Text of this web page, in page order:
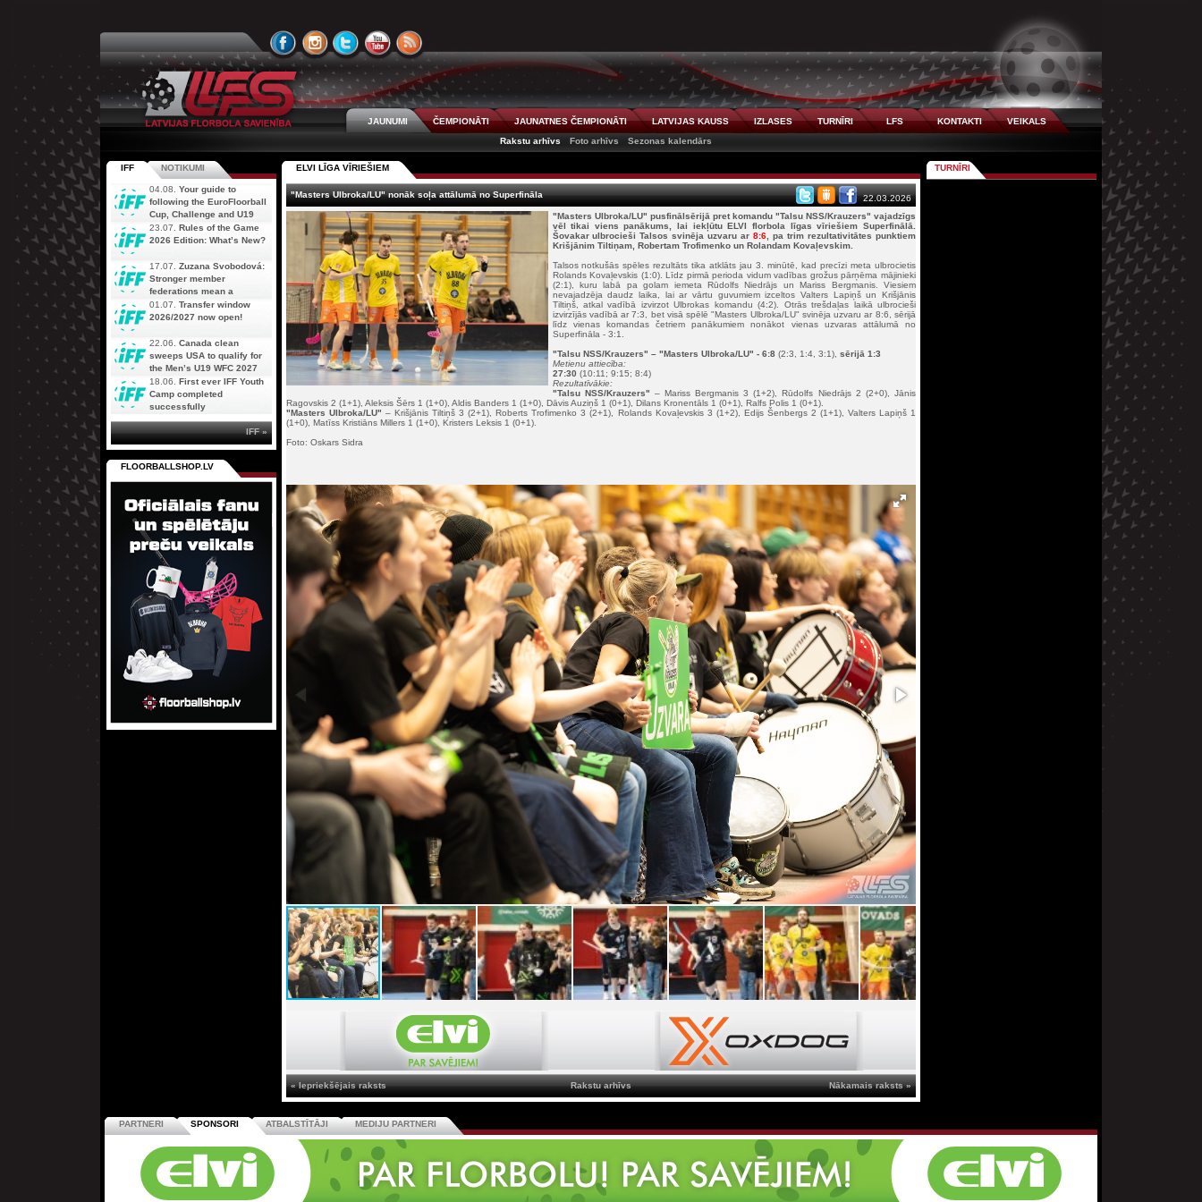
JAUNUMI ČEMPIONĀTI JAUNATNES ČEMPIONĀTI LATVIJAS KAUSS IZLASES TURNĪRI LFS KONTAKTI
VEIKALS
Rakstu arhīvs
Foto arhīvs Sezonas kalendārs
ELVI LĪGA VĪRIEŠIEM
"Masters Ulbroka/LU" nonāk soļa attālumā no Superfināla
22.03.2026
"Masters Ulbroka/LU" pusfinālsērijā pret komandu "Talsu NSS/Krauzers" vajadzīgs
vēl tikai viens panākums, lai iekļūtu ELVI florbola līgas vīriešiem Superfinālā.
Šovakar ulbrocieši Talsos svinēja uzvaru ar8:6 , pa trim rezultativitātes punktiem
Krišjānim Tiltiņam, Robertam Trofimenko un Rolandam Kovaļevskim.
Talsos notkušās spēles rezultāts tika atklāts jau 3. minūtē, kad precīzi meta ulbrocietis
Rolands Kovaļevskis (1:0). Līdz pirmā perioda vidum vadības grožus pārņēma mājinieki
(2:1), kuru labā pa golam iemeta Rūdolfs Niedrājs un Mariss Bergmanis. Viesiem
nevajadzēja daudz laika, lai ar vārtu guvumiem izceltos Valters Lapiņš un Krišjānis
Tiltiņš, atkal vadībā izvirzot Ulbrokas komandu (4:2). Otrās trešdaļas laikā ulbrocieši
izvirzījās vadībā ar 7:3, bet visā spēlē "Masters Ulbroka/LU" svinēja uzvaru ar 8:6, sērijā
līdz vienas komandas četriem panākumiem nonākot vienas uzvaras attālumā no
Superfināla - 3:1.
"Talsu NSS/Krauzers" – "Masters Ulbroka/LU" - 6:8(2:3, 1:4, 3:1), sērijā 1:3
Metienu attiecība:
27:30 (10:11; 9:15; 8:4)
Rezultatīvākie:
"Talsu NSS/Krauzers" – Mariss Bergmanis 3 (1+2), Rūdolfs Niedrājs 2 (2+0), Jānis
Ragovskis 2 (1+1), Aleksis Šērs 1 (1+0), Aldis Banders 1 (1+0), Dāvis Auziņš 1 (0+1), Dilans Kronentāls 1 (0+1), Ralfs Polis 1 (0+1).
"Masters Ulbroka/LU" – Krišjānis Tiltiņš 3 (2+1), Roberts Trofimenko 3 (2+1), Rolands Kovaļevskis 3 (1+2), Edijs Šenbergs 2 (1+1), Valters Lapiņš 1
(1+0), Matīss Kristiāns Millers 1 (1+0), Kristers Leksis 1 (0+1).
Foto: Oskars Sidra
« Iepriekšējais raksts Nākamais raksts »
Rakstu arhīvs
IFF NOTIKUMI
04.08. Your guide to
following the EuroFloorball
Cup, Challenge and U19
AOFC Qualifiers
simultaneously
23.07. Rules of the Game
2026 Edition: What’s New?
17.07. Zuzana Svobodová:
Stronger member
federations mean a
stronger future for floorball
01.07. Transfer window
2026/2027 now open!
22.06. Canada clean
sweeps USA to qualify for
the Men’s U19 WFC 2027
18.06. First ever IFF Youth
Camp completed
successfully
IFF »
FLOORBALLSHOP.LV
TURNĪRI
PARTNERI SPONSORI ATBALSTĪTĀJI MEDIJU PARTNERI